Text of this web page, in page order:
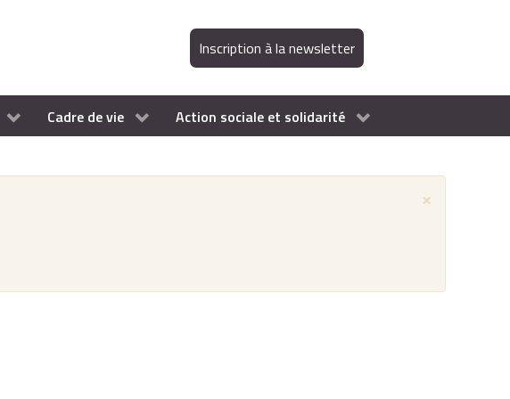
Inscription à la newsletter
Cadre de vie Action sociale et solidarité
×